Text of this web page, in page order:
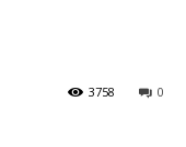
0
3758